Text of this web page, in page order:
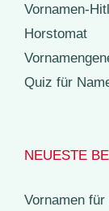
Vornamen-
Horstomat
Quiz für
NEUESTE
Vornamen